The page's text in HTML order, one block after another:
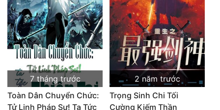
Tu Chân
Tu Tiên
Tội Phạm
Vô Địch
Võ Hiệp
7 tháng trước
Toàn Dân Chuyển Chức:
Tử Linh Pháp Sư! Ta Tức
2 năm trước
Trọng Sinh Chi Tối
Cường Kiếm Thần